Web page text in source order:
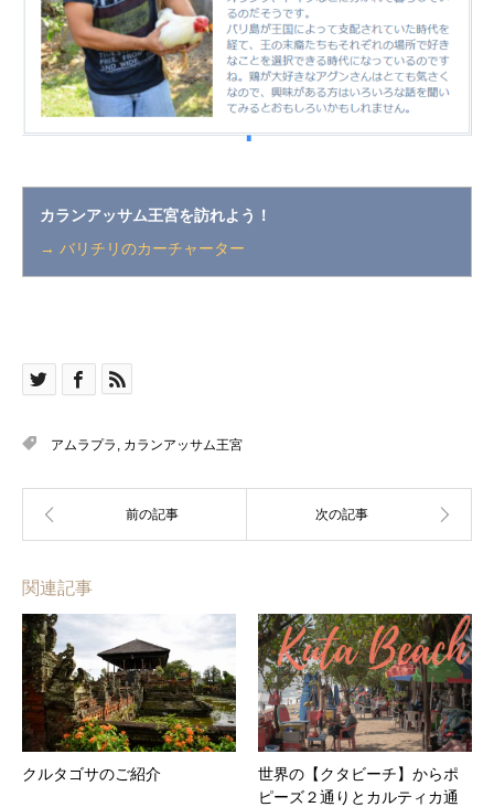
カランアッサム王宮を訪れよう！
→ バリチリのカーチャーター
アムラプラ , カランアッサム王宮
関連記事
クルタゴサのご紹介
世界の【クタビーチ】からポ
ピーズ２通りとカルティカ通